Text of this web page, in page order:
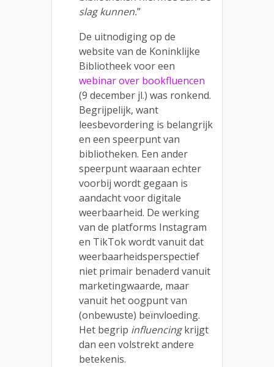
slag kunnen.”
De uitnodiging op de
website van de Koninklijke
Bibliotheek voor een
webinar over bookfluencen
(9 december jl.) was ronkend.
Begrijpelijk, want
leesbevordering is belangrijk
en een speerpunt van
bibliotheken. Een ander
speerpunt waaraan echter
voorbij wordt gegaan is
aandacht voor digitale
weerbaarheid. De werking
van de platforms Instagram
en TikTok wordt vanuit dat
weerbaarheidsperspectief
niet primair benaderd vanuit
marketingwaarde, maar
vanuit het oogpunt van
(onbewuste) beïnvloeding.
Het begrip influencingkrijgt
dan een volstrekt andere
betekenis.